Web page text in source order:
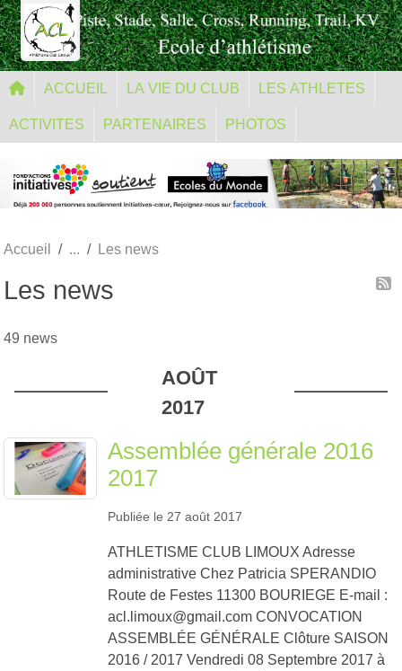
ACCUEIL LA VIE DU CLUB LES ATHLETES
ACTIVITES PARTENAIRES PHOTOS
Accueil Les news
Les news
49 news
AOÛT
2017
Assemblée générale 2016
2017
Publiée le 27 août 2017
ATHLETISME CLUB LIMOUX Adresse
administrative Chez Patricia SPERANDIO
Route de Festes 11300 BOURIEGE E-mail :
acl.limoux@gmail.com CONVOCATION
ASSEMBLÉE GÉNÉRALE Clôture SAISON
2016 / 2017 Vendredi 08 Septembre 2017 à
Panneau de gestion des cookies